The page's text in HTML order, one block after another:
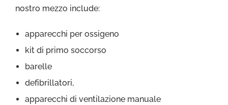
nostro mezzo include:
apparecchi per ossigeno
kit di primo soccorso
barelle
defibrillatori,
apparecchi di ventilazione manuale